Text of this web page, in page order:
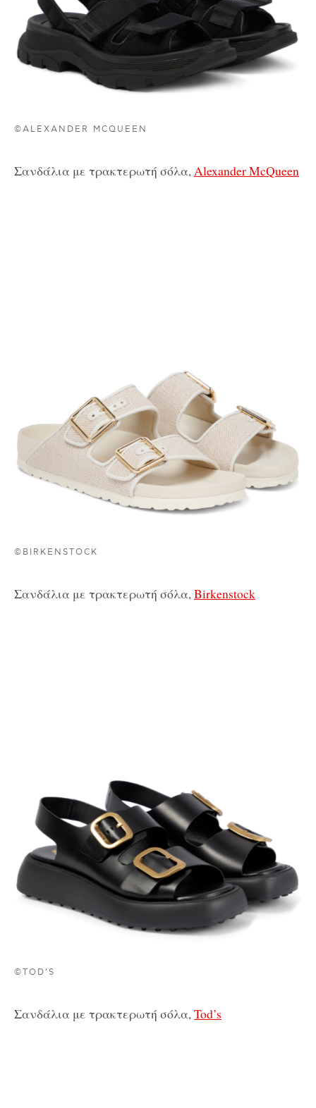
©ALEXANDER MCQUEEN
Σανδάλια με τρακτερωτή σόλα,Alexander McQueen
©BIRKENSTOCK
Σανδάλια με τρακτερωτή σόλα,Birkenstock
©TOD’S
Σανδάλια με τρακτερωτή σόλα,Tod’s